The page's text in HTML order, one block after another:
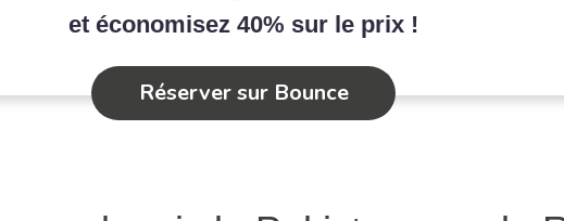
et économisez 40% sur le prix !
Réserver sur Bounce